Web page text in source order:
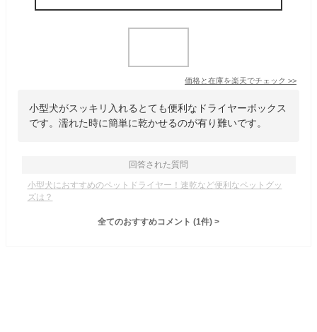
価格と在庫を楽天でチェック >>
小型犬がスッキリ入れるとても便利なドライヤーボックス
です。濡れた時に簡単に乾かせるのが有り難いです。
回答された質問
小型犬におすすめのペットドライヤー！速乾など便利なペットグッ
ズは？
全てのおすすめコメント (1件) >